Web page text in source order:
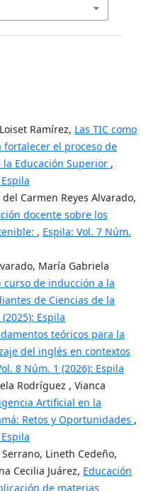
Ramírez, Las TIC como
el proceso de
Educación Superior ,
Carmen Reyes Alvarado,
docente sobre los
, Espila: Vol. 7 Núm.
María Gabriela
curso de inducción a la
de Ciencias de la
Espila
teóricos para la
del inglés en contextos
8 Núm. 1 (2026): Espila
Rodríguez , Vianca
Artificial en la
Retos y Oportunidades ,
Lineth Cedeño,
Cecilia Juárez, Educación
de materias